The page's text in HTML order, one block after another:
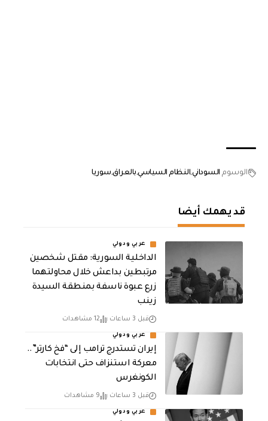
الوسوم السودانيالنظام السياسي بالعراق سوريا
قد يهمك أيضا
عربي ودولي
الداخلية السورية: مقتل شخصين
مرتبطين بداعش خلال محاولتهما
زرع عبوة ناسفة بمنطقة السيدة
زينب
قبل 3 ساعات 12 مشاهدات
عربي ودولي
إيران تستدرج ترامب إلى “فخ كارتر”..
معركة استنزاف حتى انتخابات
الكونغرس
قبل 3 ساعات 9 مشاهدات
عربي ودولي